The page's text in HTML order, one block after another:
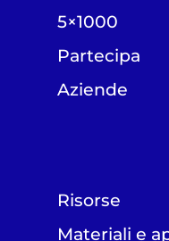
5×1000
Partecipa
Aziende
Risorse
Materiali e